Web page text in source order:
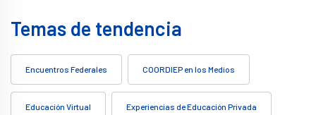
Temas de tendencia
Encuentros Federales COORDIEP en los Medios
Educación Virtual Experiencias de Educación Privada